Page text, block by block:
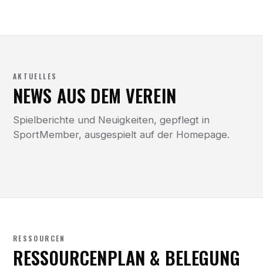
AKTUELLES
NEWS AUS DEM VEREIN
Spielberichte und Neuigkeiten, gepflegt in
SportMember, ausgespielt auf der Homepage.
RESSOURCEN
RESSOURCENPLAN & BELEGUNG